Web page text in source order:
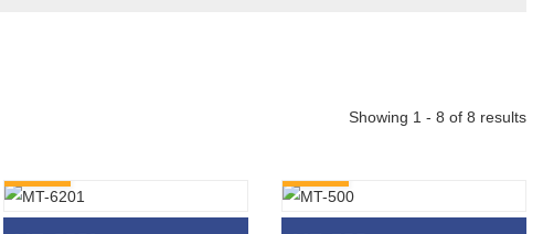
Showing 1 - 8 of 8 results